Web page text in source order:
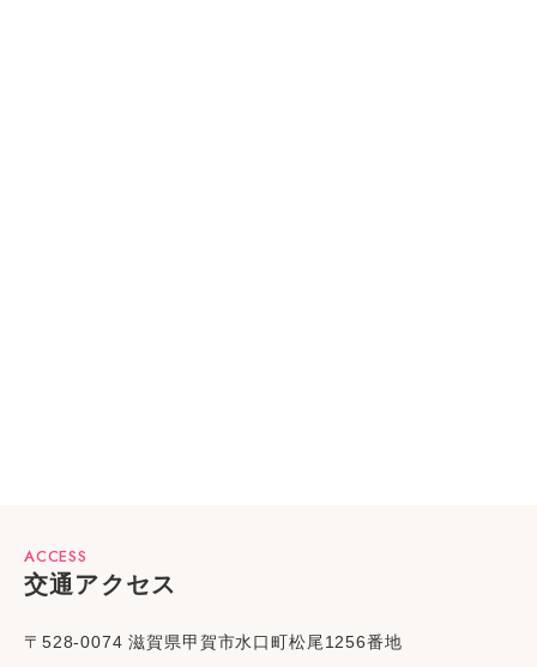
ACCESS
交通アクセス
〒528-0074 滋賀県甲賀市水口町松尾1256番地